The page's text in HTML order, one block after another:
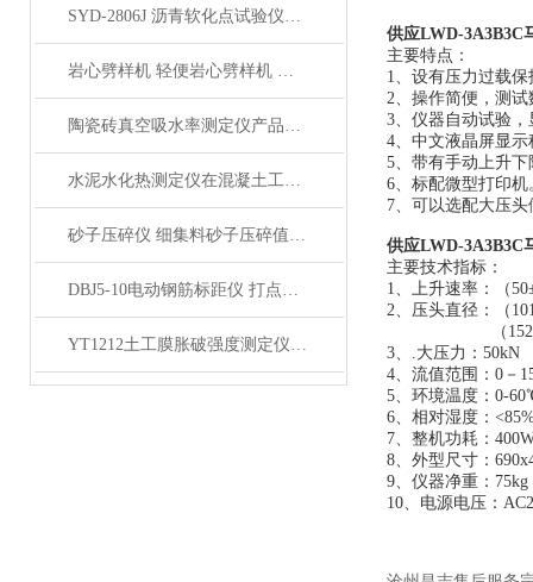
SYD-2806J 沥青软化点试验仪电脑四路液晶打印展示
岩心劈样机 轻便岩心劈样机 岩芯劈开机产品展示
陶瓷砖真空吸水率测定仪产品展示
水泥水化热测定仪在混凝土工程中的应用
砂子压碎仪 细集料砂子压碎值指标测定仪产品展示
DBJ5-10电动钢筋标距仪 打点机产品展示
YT1212土工膜胀破强度测定仪产品简介
供应LWD-3A3B3C
主要特点：
1、设有压力过载保
2、操作简便，测
3、仪器自动试验
4、中文液晶屏显
5、带有手动上升
6、标配微型打印机
7、可以选配大压
供应LWD-3A3B3C
主要技术指标：
1、上升速率：（
2、压头直径：（
（
3、.大压力：
4、流值范围：0－
5、环境温度：0-
6、相对湿度：
7、整机功耗：
8、外型尺寸：
9、仪器净重：75kg
10、电源电压：